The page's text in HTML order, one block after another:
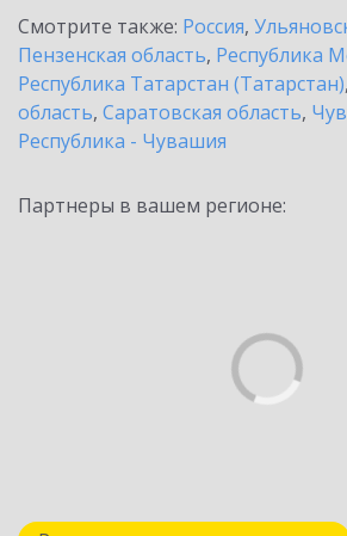
Смотрите также: Россия,
Пензенская область, Республика
Республика Татарстан (Татарстан),
область, Саратовская область,
Республика - Чувашия
Партнеры в вашем регионе: